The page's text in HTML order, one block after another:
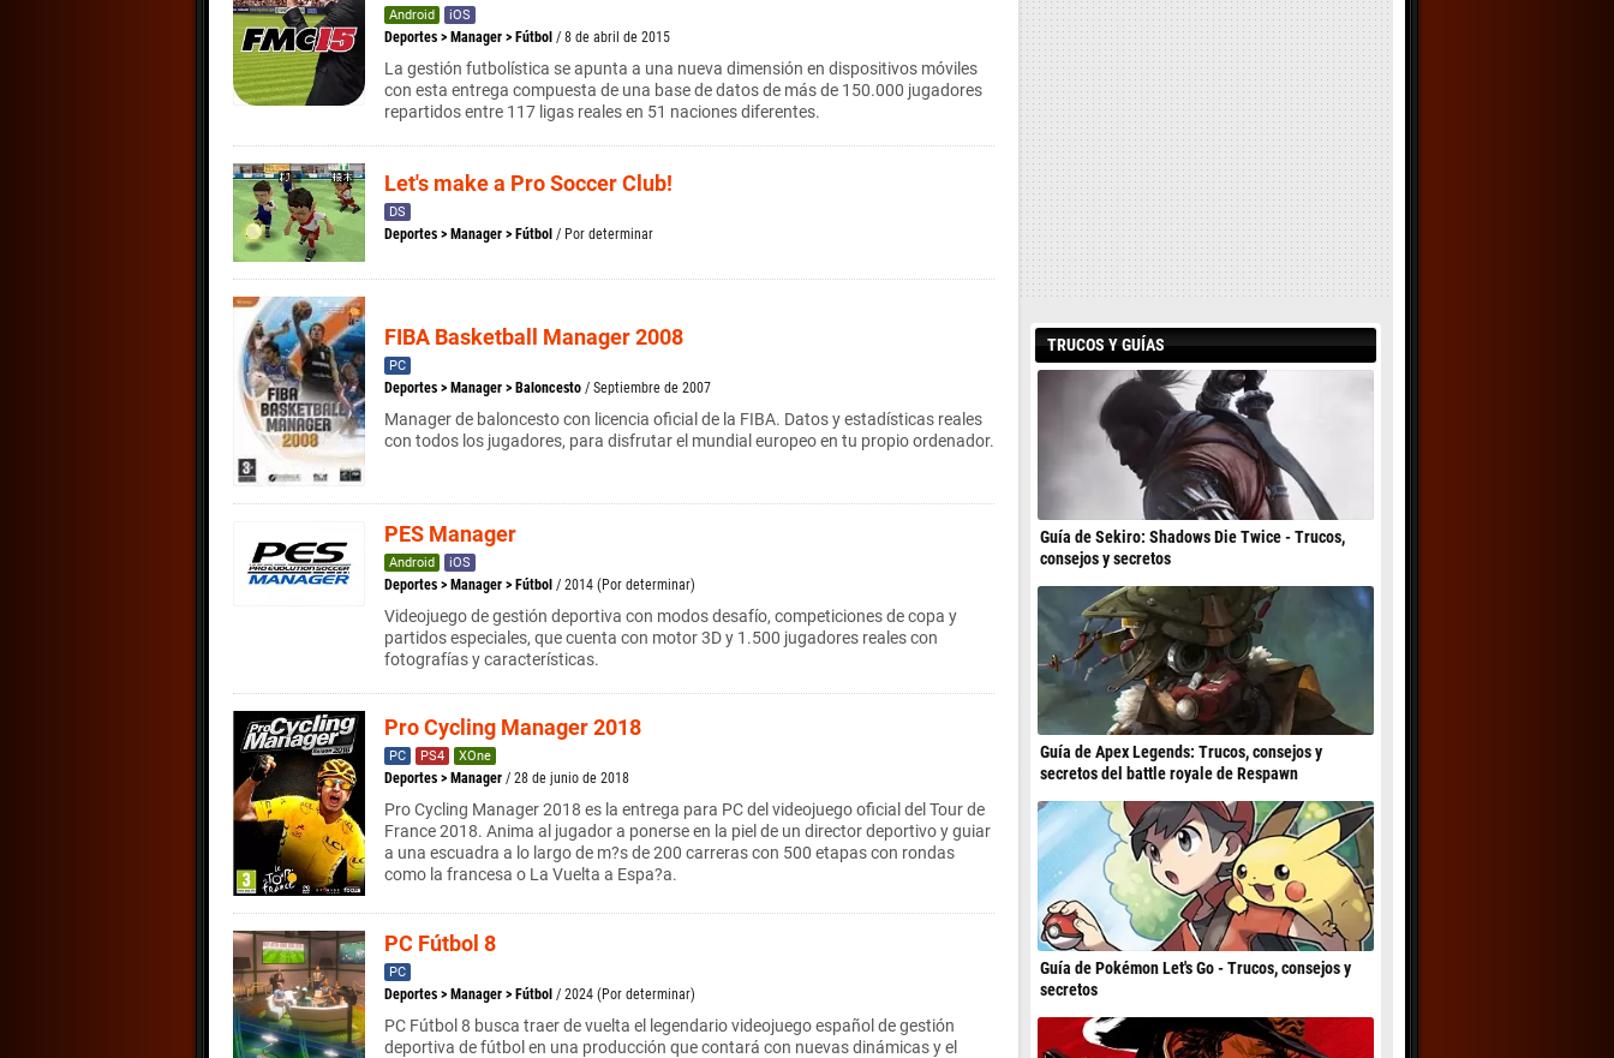
Android iOS
Deportes > Manager > Fútbol / 8 de abril de 2015
La gestión futbolística se apunta a una nueva dimensión en dispositivos móviles
con esta entrega compuesta de una base de datos de más de 150.000 jugadores
repartidos entre 117 ligas reales en 51 naciones diferentes.
Let's make a Pro Soccer Club!
DS
Deportes > Manager > Fútbol / Por determinar
FIBA Basketball Manager 2008
PC
Deportes > Manager > Baloncesto / Septiembre de 2007
Manager de baloncesto con licencia oficial de la FIBA. Datos y estadísticas reales
con todos los jugadores, para disfrutar el mundial europeo en tu propio ordenador.
PES Manager
Android iOS
Deportes > Manager > Fútbol / 2014 (Por determinar)
Videojuego de gestión deportiva con modos desafío, competiciones de copa y
partidos especiales, que cuenta con motor 3D y 1.500 jugadores reales con
fotografías y características.
Pro Cycling Manager 2018
PC PS4 XOne
Deportes > Manager / 28 de junio de 2018
Pro Cycling Manager 2018 es la entrega para PC del videojuego oficial del Tour de
France 2018. Anima al jugador a ponerse en la piel de un director deportivo y guiar
a una escuadra a lo largo de m?s de 200 carreras con 500 etapas con rondas
como la francesa o La Vuelta a Espa?a.
PC Fútbol 8
PC
Deportes > Manager > Fútbol / 2024 (Por determinar)
PC Fútbol 8 busca traer de vuelta el legendario videojuego español de gestión
deportiva de fútbol en una producción que contará con nuevas dinámicas y el
TRUCOS Y GUÍAS
Guía de Sekiro: Shadows Die Twice - Trucos,
consejos y secretos
Guía de Apex Legends: Trucos, consejos y
secretos del battle royale de Respawn
Guía de Pokémon Let's Go - Trucos, consejos y
secretos